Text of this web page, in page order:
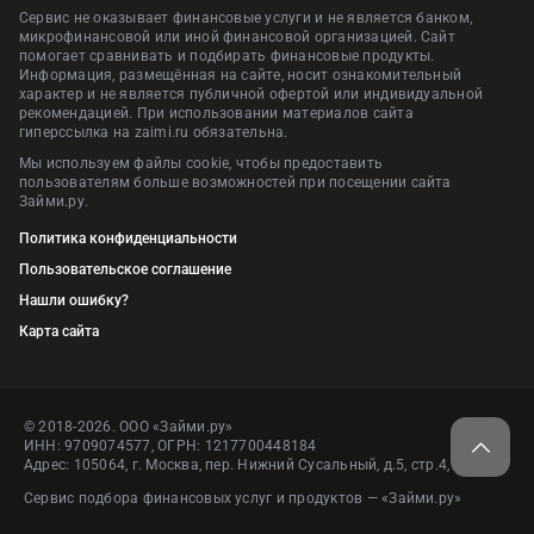
Сервис не оказывает финансовые услуги и не является банком,
микрофинансовой или иной финансовой организацией. Сайт
помогает сравнивать и подбирать финансовые продукты.
Информация, размещённая на сайте, носит ознакомительный
характер и не является публичной офертой или индивидуальной
рекомендацией. При использовании материалов сайта
гиперссылка на zaimi.ru обязательна.
Мы используем файлы cookie, чтобы предоставить
пользователям больше возможностей при посещении сайта
Займи.ру.
Политика конфиденциальности
Пользовательское соглашение
Нашли ошибку?
Карта сайта
© 2018-2026. ООО «Займи.ру»
ИНН: 9709074577, ОГРН: 1217700448184
Адрес: 105064, г. Москва, пер. Нижний Сусальный, д.5, стр.4, пом.1
Сервис подбора финансовых услуг и продуктов — «Займи.ру»